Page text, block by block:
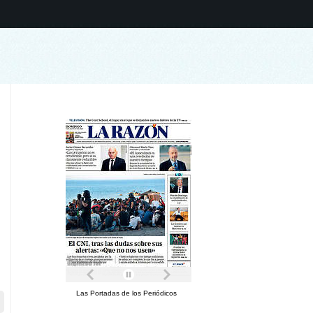
Las Portadas de los Periódicos